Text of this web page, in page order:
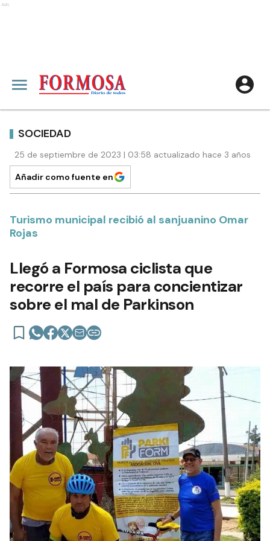
Ads
SOCIEDAD
25 de septiembre de 2023 | 03:58 actualizado hace 3 años
Añadir como fuente en
Turismo municipal recibió al sanjuanino Omar
Rojas
Llegó a Formosa ciclista que
recorre el país para concientizar
sobre el mal de Parkinson